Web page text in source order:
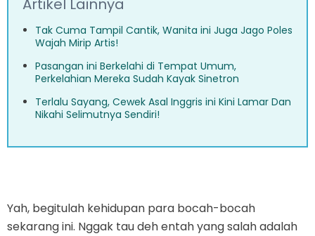
Artikel Lainnya
Tak Cuma Tampil Cantik, Wanita ini Juga Jago Poles
Wajah Mirip Artis!
Pasangan ini Berkelahi di Tempat Umum,
Perkelahian Mereka Sudah Kayak Sinetron
Terlalu Sayang, Cewek Asal Inggris ini Kini Lamar Dan
Nikahi Selimutnya Sendiri!
Yah, begitulah kehidupan para bocah-bocah
sekarang ini. Nggak tau deh entah yang salah adalah